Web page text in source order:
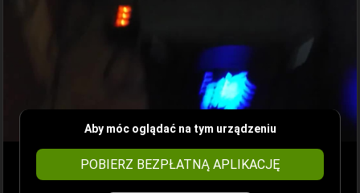
Aby móc oglądać na tym urządzeniu
POBIERZ BEZPŁATNĄ APLIKACJĘ